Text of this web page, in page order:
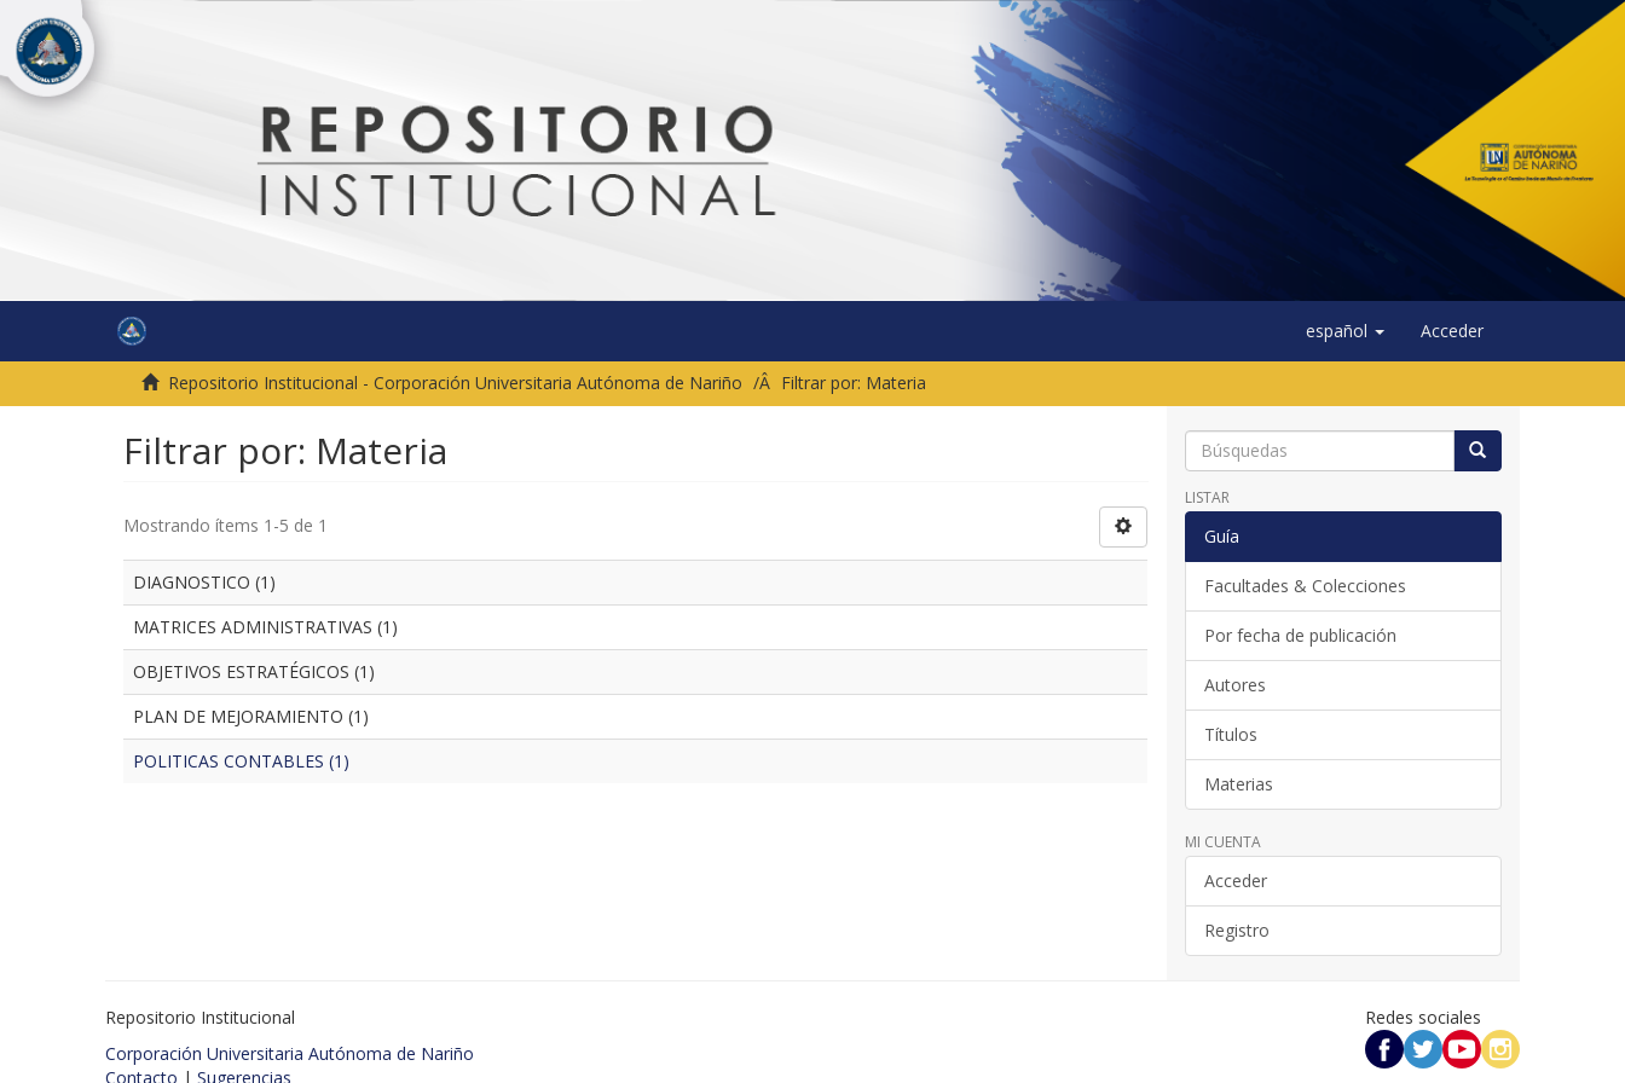
español Acceder
Repositorio Institucional - Corporación Universitaria Autónoma de Nariño Filtrar por: Materia
Filtrar por: Materia
Mostrando ítems 1-5 de 1
DIAGNOSTICO (1)
MATRICES ADMINISTRATIVAS (1)
OBJETIVOS ESTRATÉGICOS (1)
PLAN DE MEJORAMIENTO (1)
POLITICAS CONTABLES (1)
LISTAR
Guía
Facultades & Colecciones
Por fecha de publicación
Autores
Títulos
Materias
MI CUENTA
Acceder
Registro
Repositorio Institucional
Corporación Universitaria Autónoma de Nariño
Contacto | Sugerencias
Redes sociales